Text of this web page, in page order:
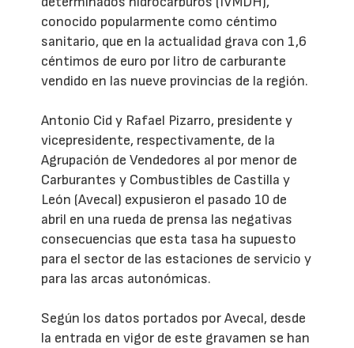
conocido popularmente como céntimo
sanitario, que en la actualidad grava con 1,6
céntimos de euro por litro de carburante
vendido en las nueve provincias de la región.
Antonio Cid y Rafael Pizarro, presidente y
vicepresidente, respectivamente, de la
Agrupación de Vendedores al por menor de
Carburantes y Combustibles de Castilla y
León (Avecal) expusieron el pasado 10 de
abril en una rueda de prensa las negativas
consecuencias que esta tasa ha supuesto
para el sector de las estaciones de servicio y
para las arcas autonómicas.
Según los datos portados por Avecal, desde
la entrada en vigor de este gravamen se han